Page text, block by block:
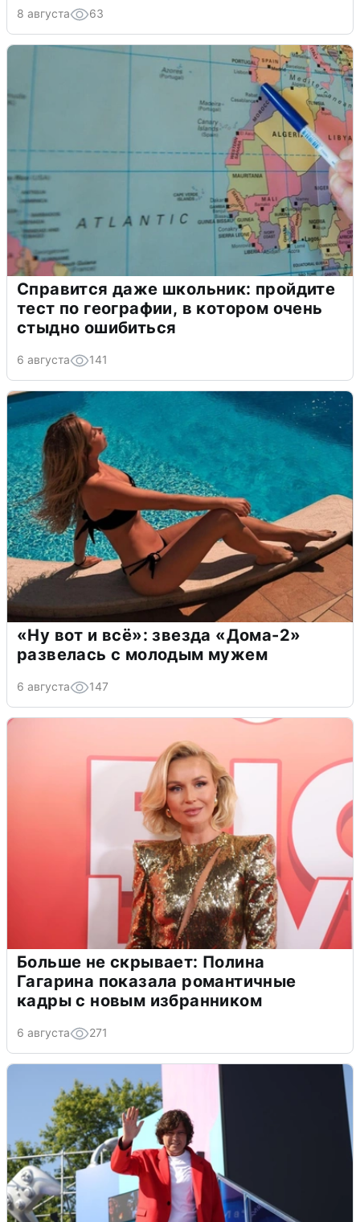
8 августа 63
Справится даже школьник: пройдите
тест по географии, в котором очень
стыдно ошибиться
6 августа 141
«Ну вот и всё»: звезда «Дома-2»
развелась с молодым мужем
6 августа 147
Больше не скрывает: Полина
Гагарина показала романтичные
кадры с новым избранником
6 августа 271